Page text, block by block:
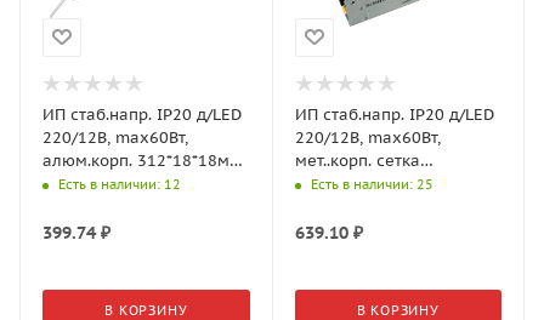
ИП стаб.напр. IP20 д/LED
220/12В, max60Вт,
алюм.корп. 312*18*18мм
(GLS)Есть в наличии: 12
399.74₽
В КОРЗИНУ
ИП стаб.напр. IP20 д/LED
220/12В, max60Вт,
мет..корп. сетка
110*78*38мм (GLS)
Есть в наличии: 25
639.10₽
В КОРЗИНУ